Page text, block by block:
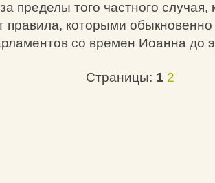
пределы того частного случая,
правила, которыми обыкновенно
со времен Иоанна до
Страницы: 1 2